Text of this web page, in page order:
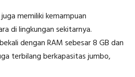
memiliki kemampuan
di lingkungan sekitarnya.
dengan RAM sebesar 8 GB dan
terbilang berkapasitas jumbo,